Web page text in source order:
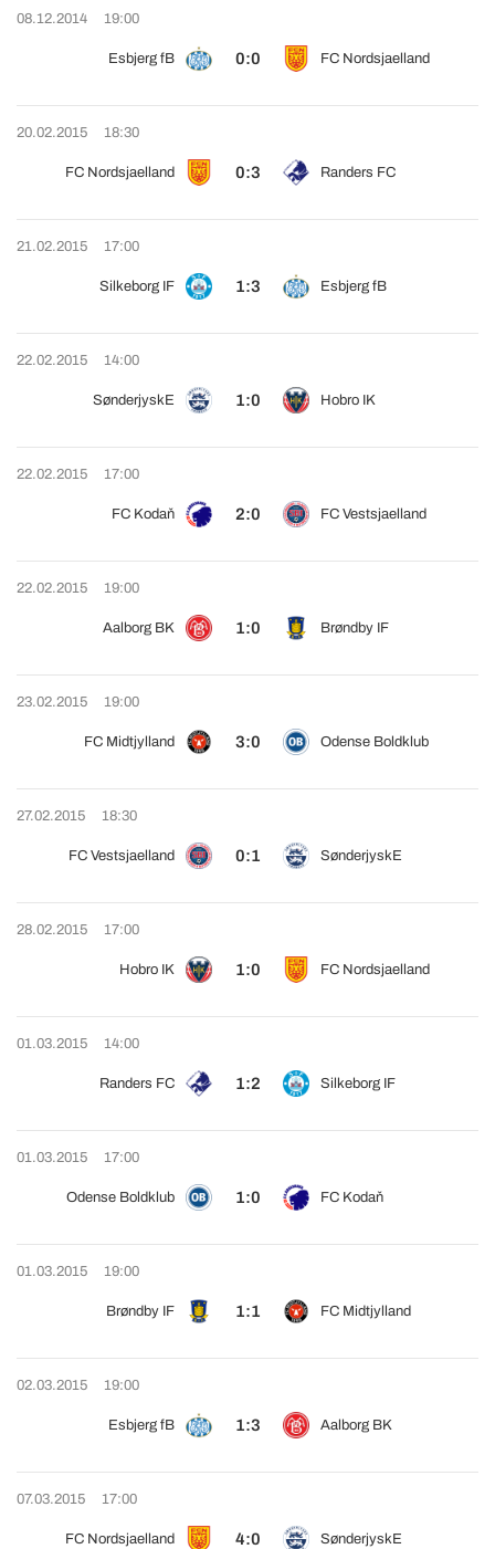
08.12.2014 19:00
Esbjerg fB 0:0 FC Nordsjaelland
20.02.2015 18:30
FC Nordsjaelland 0:3 Randers FC
21.02.2015 17:00
Silkeborg IF 1:3 Esbjerg fB
22.02.2015 14:00
SønderjyskE 1:0 Hobro IK
22.02.2015 17:00
FC Kodaň 2:0 FC Vestsjaelland
22.02.2015 19:00
Aalborg BK 1:0 Brøndby IF
23.02.2015 19:00
FC Midtjylland 3:0 Odense Boldklub
27.02.2015 18:30
FC Vestsjaelland 0:1 SønderjyskE
28.02.2015 17:00
Hobro IK 1:0 FC Nordsjaelland
01.03.2015 14:00
Randers FC 1:2 Silkeborg IF
01.03.2015 17:00
Odense Boldklub 1:0 FC Kodaň
01.03.2015 19:00
Brøndby IF 1:1 FC Midtjylland
02.03.2015 19:00
Esbjerg fB 1:3 Aalborg BK
07.03.2015 17:00
FC Nordsjaelland 4:0 SønderjyskE